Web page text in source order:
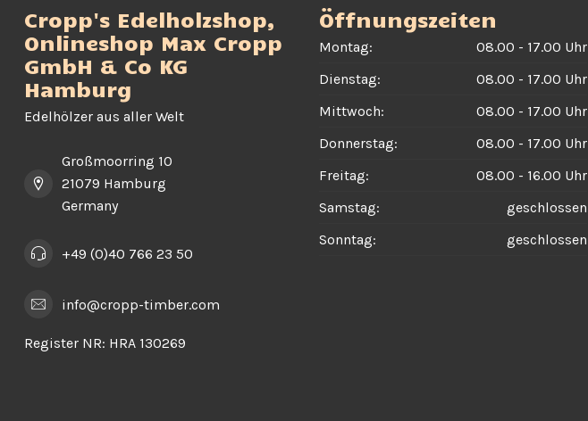
Cropp's Edelholzshop,
Onlineshop Max Cropp
GmbH & Co KG
Hamburg
Edelhölzer aus aller Welt
Großmoorring 10
21079 Hamburg
Germany
+49 (0)40 766 23 50
info@cropp-timber.com
Register NR: HRA 130269
Öffnungszeiten
Montag:
08.00 - 17.00 Uhr
Dienstag:
08.00 - 17.00 Uhr
Mittwoch:
08.00 - 17.00 Uhr
Donnerstag:
08.00 - 17.00 Uhr
Freitag:
08.00 - 16.00 Uhr
Samstag:
geschlossen
Sonntag:
geschlossen